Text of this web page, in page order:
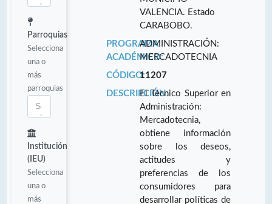
Parroquias
Selecciona
una o
más
parroquias
Institución
(IEU)
Selecciona
una o
más
VALENCIA. Estado
CARABOBO.
PROGRAMA
ACADÉMICO:
ADMINISTRACIÓN:
MERCADOTECNIA
CÓDIGO:11207
DESCRIPCIÓN:El Técnico Superior en
Administración:
Mercadotecnia,
obtiene información
sobre los deseos,
actitudes y
preferencias de los
consumidores para
desarrollar políticas de